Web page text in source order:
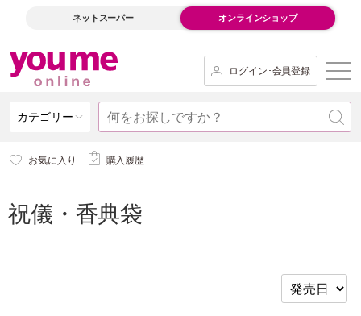
ネットスーパー オンラインショップ
ログイン･会員登録
カテゴリー
お気に入り 購入履歴
祝儀・香典袋